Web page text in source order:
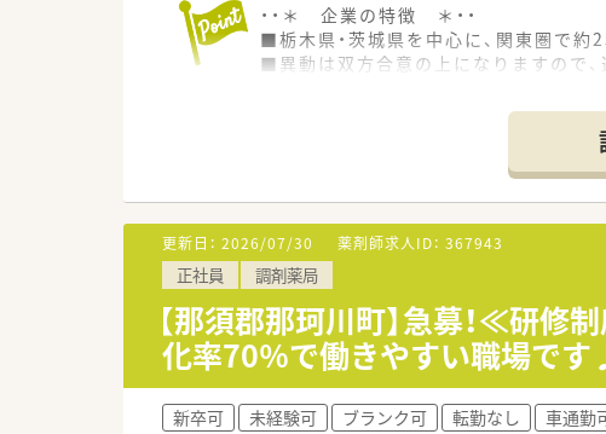
・・＊ 企業の特徴 ＊・・
■栃木県・茨城県を中心に、関東圏で約
■異動は双方合意の上になりますので
■多角的に事業展開することで、より
■産休育休制度の取得実績あり。時短勤
■薬剤師さんはレセプト業務はありま
■全店舗に駐車場あり、車通勤可能です
■キャリアごとにきめ細やかな研修制
■キャリアアップを目指す方には、管理
更新日： 2026/07/30 薬剤師求人ID： 367943
正社員 調剤薬局
【那須郡那珂川町】急募！≪研修
化率70％で働きやすい職場です
新卒可 未経験可 ブランク可 転勤なし 車通勤